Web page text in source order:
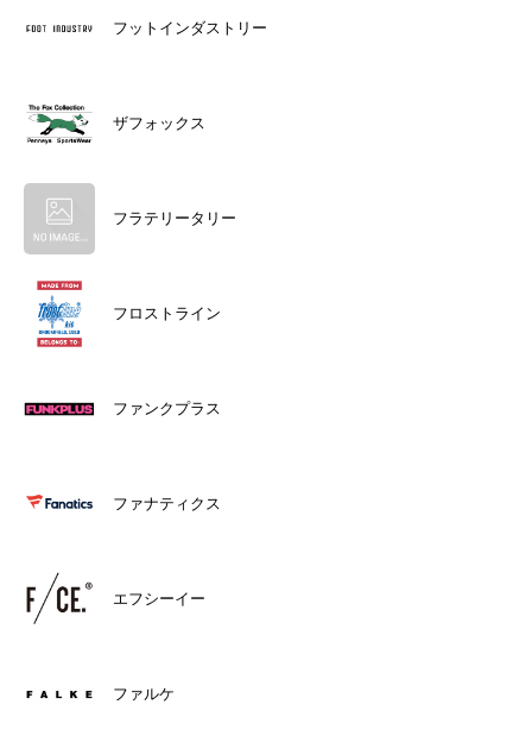
フットインダストリー
ザフォックス
フラテリータリー
フロストライン
ファンクプラス
ファナティクス
エフシーイー
ファルケ